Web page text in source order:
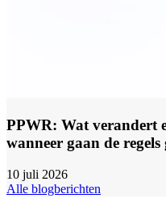
PPWR: Wat verandert
wanneer gaan de regels
10 juli 2026
Alle blogberichten